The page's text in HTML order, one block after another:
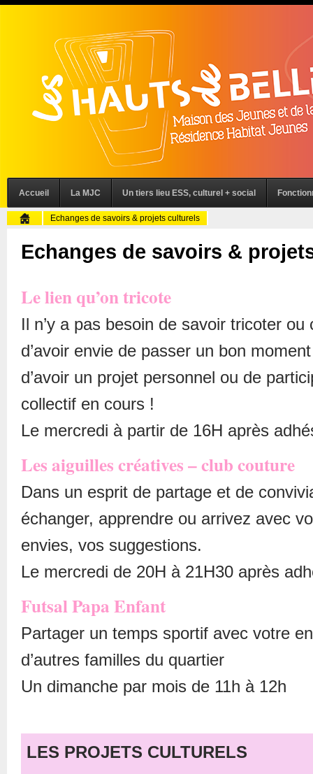
Accueil La MJC Un tiers lieu ESS, culturel + social
Echanges de savoirs & projets culturels
Echanges de savoirs &
Le lien qu’on tricote
Il n’y a pas besoin de savoir tricoter
d’avoir envie de passer un bon
d’avoir un projet personnel ou de
collectif en cours !
Le mercredi à partir de 16H après
Les aiguilles créatives – club couture
Dans un esprit de partage et de
échanger, apprendre ou arrivez avec
envies, vos suggestions.
Le mercredi de 20H à 21H30 après
Futsal Papa Enfant
Partager un temps sportif avec votre
d’autres familles du quartier
Un dimanche par mois de 11h à 12h
LES PROJETS CULTURELS